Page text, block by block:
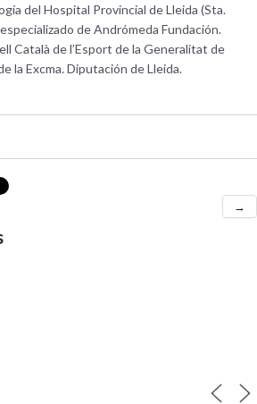
del Hospital Provincial de Lleida (Sta.
de Andrómeda Fundación.
Català de l’Esport de la Generalitat de
la Excma. Diputación de Lleida.
→